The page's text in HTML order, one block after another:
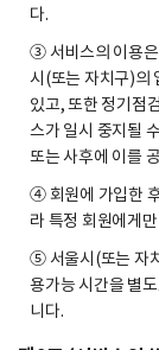
다.
③ 서비스의 이용은
시(또는 자치구)의
있고, 또한 정기점
스가 일시 중지될
또는 사후에 이를
④ 회원에 가입한
라 특정 회원에게
⑤ 서울시(또는 자
용가능 시간을 별
니다.